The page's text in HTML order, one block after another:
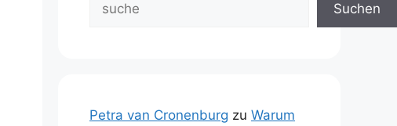
Suchen
Petra van Cronenburg zu Warum